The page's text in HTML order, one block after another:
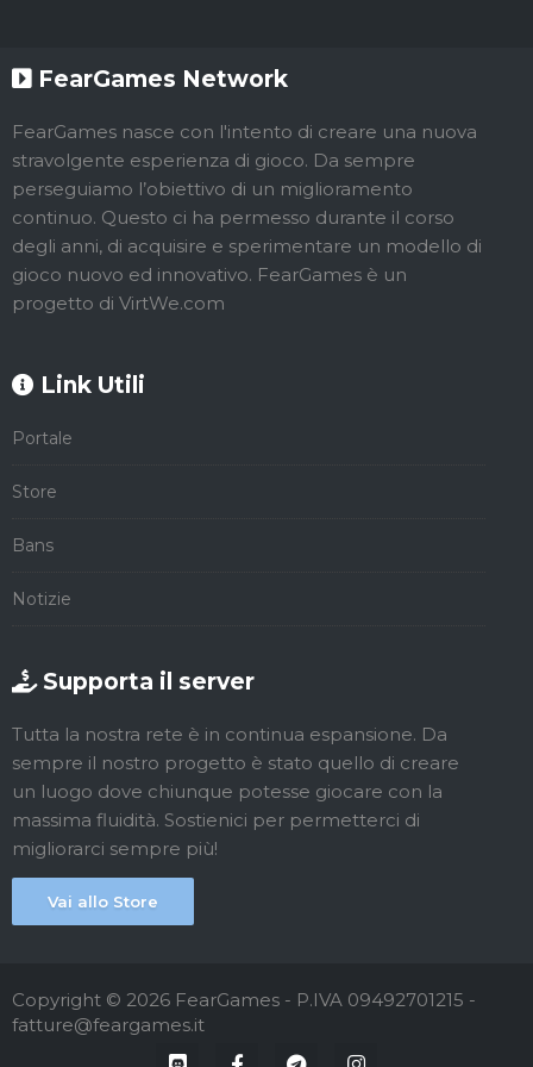
FearGames Network
FearGames nasce con l'intento di creare una nuova
stravolgente esperienza di gioco. Da sempre
perseguiamo l’obiettivo di un miglioramento
continuo. Questo ci ha permesso durante il corso
degli anni, di acquisire e sperimentare un modello di
gioco nuovo ed innovativo. FearGames è un
progetto di VirtWe.com
Link Utili
Portale
Store
Bans
Notizie
Supporta il server
Tutta la nostra rete è in continua espansione. Da
sempre il nostro progetto è stato quello di creare
un luogo dove chiunque potesse giocare con la
massima fluidità. Sostienici per permetterci di
migliorarci sempre più!
Vai allo Store
Copyright © 2026 FearGames - P.IVA 09492701215 -
fatture@feargames.it